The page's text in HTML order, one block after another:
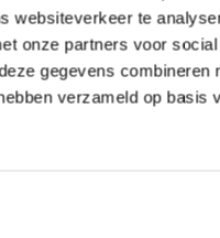
websiteverkeer te
onze partners voor
gegevens combineren
verzameld op basis
bij